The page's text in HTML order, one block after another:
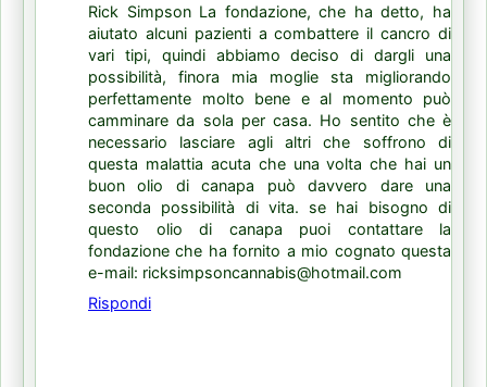
Rick Simpson La fondazione, che ha detto, ha
aiutato alcuni pazienti a combattere il cancro di
vari tipi, quindi abbiamo deciso di dargli una
possibilità, finora mia moglie sta migliorando
perfettamente molto bene e al momento può
camminare da sola per casa. Ho sentito che è
necessario lasciare agli altri che soffrono di
questa malattia acuta che una volta che hai un
buon olio di canapa può davvero dare una
seconda possibilità di vita. se hai bisogno di
questo olio di canapa puoi contattare la
fondazione che ha fornito a mio cognato questa
e-mail: ricksimpsoncannabis@hotmail.com
Rispondi